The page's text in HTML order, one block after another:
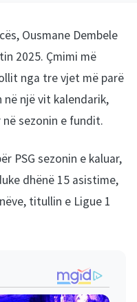
Ousmane Dembele
2025. Çmimi më
nga tre vjet më parë
një vit kalendarik,
sezonin e fundit.
PSG sezonin e kaluar,
dhënë 15 asistime,
titullin e Ligue 1